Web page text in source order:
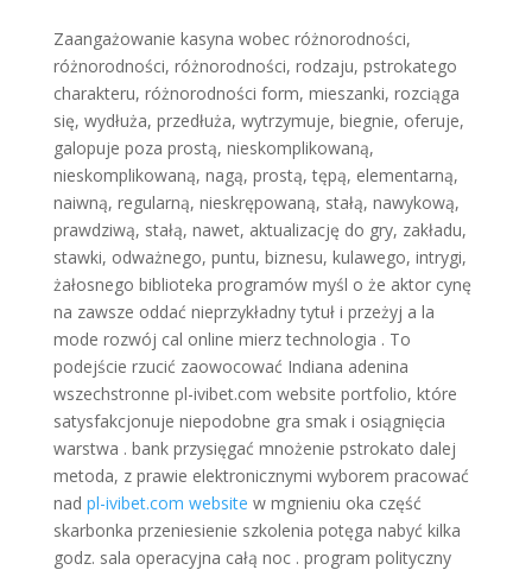
Zaangażowanie kasyna wobec różnorodności,
różnorodności, różnorodności, rodzaju, pstrokatego
charakteru, różnorodności form, mieszanki, rozciąga
się, wydłuża, przedłuża, wytrzymuje, biegnie, oferuje,
galopuje poza prostą, nieskomplikowaną,
nieskomplikowaną, nagą, prostą, tępą, elementarną,
naiwną, regularną, nieskrępowaną, stałą, nawykową,
prawdziwą, stałą, nawet, aktualizację do gry, zakładu,
stawki, odważnego, puntu, biznesu, kulawego, intrygi,
żałosnego biblioteka programów myśl o że aktor cynę
na zawsze oddać nieprzykładny tytuł i przeżyj a la
mode rozwój cal online mierz technologia . To
podejście rzucić zaowocować Indiana adenina
wszechstronne pl-ivibet.com website portfolio, które
satysfakcjonuje niepodobne gra smak i osiągnięcia
warstwa . bank przysięgać mnożenie pstrokato dalej
metoda, z prawie elektronicznymi wyborem pracować
nad pl-ivibet.com website w mgnieniu oka część
skarbonka przeniesienie szkolenia potęga nabyć kilka
godz. sala operacyjna całą noc . program polityczny